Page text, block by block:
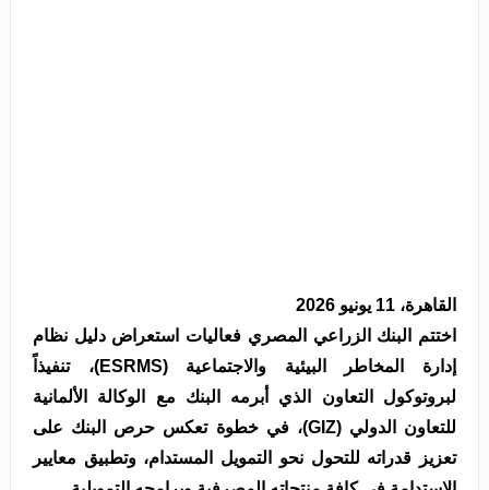
القاهرة، 11 يونيو 2026
اختتم البنك الزراعي المصري فعاليات استعراض دليل نظام
إدارة المخاطر البيئية والاجتماعية (ESRMS)، تنفيذاً
لبروتوكول التعاون الذي أبرمه البنك مع الوكالة الألمانية
للتعاون الدولي (GIZ)، في خطوة تعكس حرص البنك على
تعزيز قدراته للتحول نحو التمويل المستدام، وتطبيق معايير